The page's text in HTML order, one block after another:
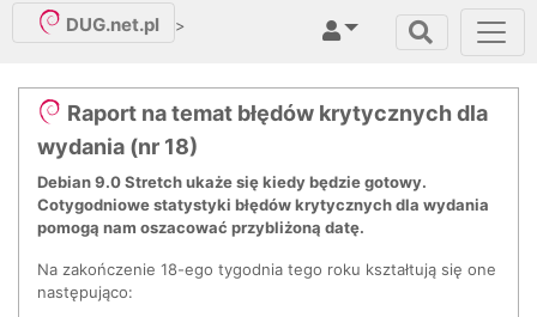
DUG.net.pl >
Raport na temat błędów krytycznych dla
wydania (nr 18)
Debian 9.0 Stretch ukaże się kiedy będzie gotowy.
Cotygodniowe statystyki błędów krytycznych dla wydania
pomogą nam oszacować przybliżoną datę.
Na zakończenie 18-ego tygodnia tego roku kształtują się one
następująco: